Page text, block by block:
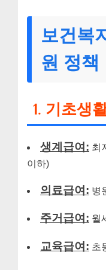
보건복
원 정책
1. 기초생
생계급여: 최
이하)
의료급여: 병
주거급여: 월
교육급여: 초